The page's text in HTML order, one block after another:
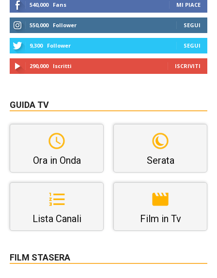
540,000 Fans MI PIACE
550,000 Follower SEGUI
9,300 Follower SEGUI
290,000 Iscritti ISCRIVITI
GUIDA TV
Ora in Onda Serata
Lista Canali Film in Tv
FILM STASERA